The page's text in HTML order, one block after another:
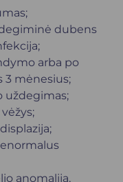
dubens
arba po
3 mėnesius;
uždegimas;
anomalija,